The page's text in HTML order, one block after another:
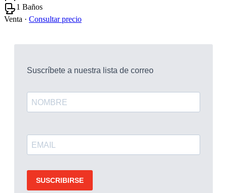
1 Baños
Venta · Consultar precio